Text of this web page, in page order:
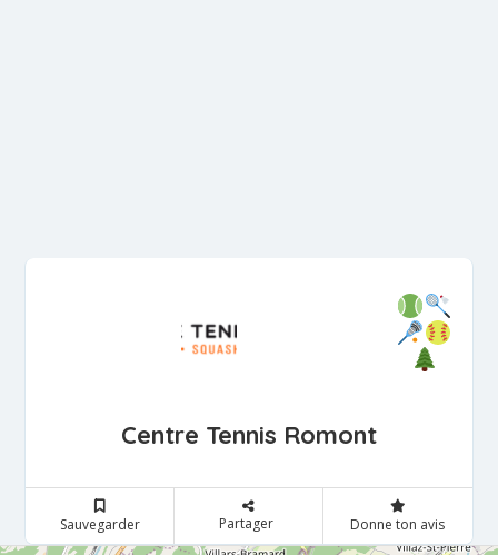
Centre Tennis Romont
Sauvegarder Partager Donne ton avis